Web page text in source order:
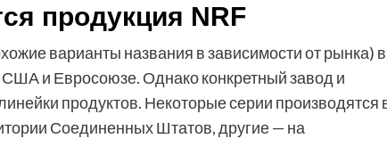
продукция NRF
варианты названия в зависимости от рынка) в
и Евросоюзе. Однако конкретный завод и
продуктов. Некоторые серии производятся
Соединенных Штатов, другие — на